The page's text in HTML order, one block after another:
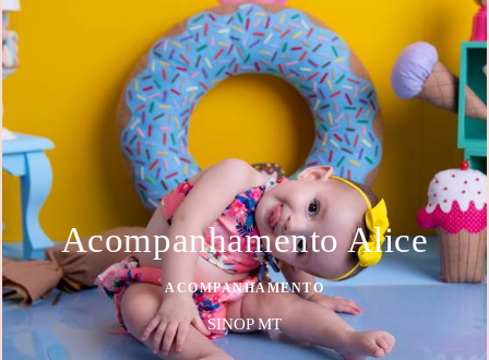
Acompanhamento Alice
ACOMPANHAMENTO
SINOP MT